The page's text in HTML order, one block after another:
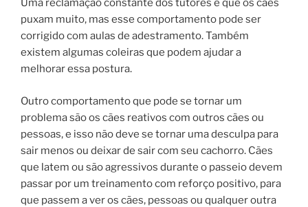
Uma reclamação constante dos tutores é que os cães
puxam muito, mas esse comportamento pode ser
corrigido com aulas de adestramento. Também
existem algumas coleiras que podem ajudar a
melhorar essa postura.
Outro comportamento que pode se tornar um
problema são os cães reativos com outros cães ou
pessoas, e isso não deve se tornar uma desculpa para
sair menos ou deixar de sair com seu cachorro. Cães
que latem ou são agressivos durante o passeio devem
passar por um treinamento com reforço positivo, para
que passem a ver os cães, pessoas ou qualquer outra